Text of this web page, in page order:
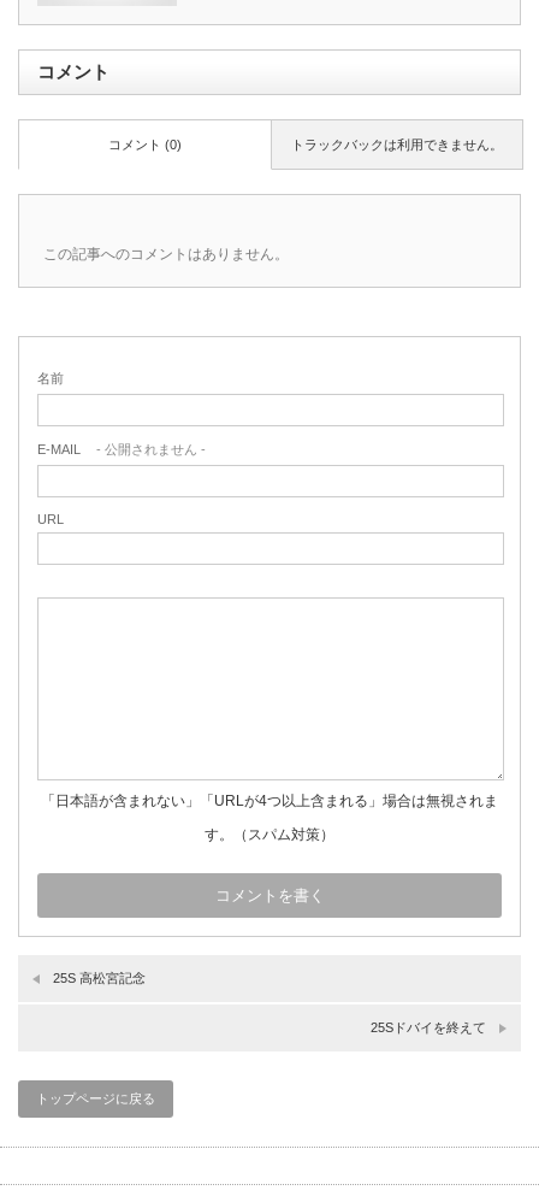
コメント
トラックバックは利用できません。
コメント (0)
この記事へのコメントはありません。
名前
E-MAIL - 公開されません -
URL
「日本語が含まれない」「URLが4つ以上含まれる」場合は無視されま
す。（スパム対策）
25S 高松宮記念
25Sドバイを終えて
トップページに戻る